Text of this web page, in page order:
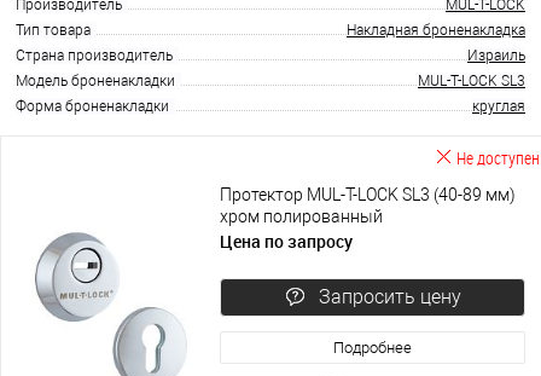
Производитель
MUL-T-LOCK
Тип товара
Накладная броненакладка
Страна производитель
Израиль
Модель броненакладки
MUL-T-LOCK SL3
Форма броненакладки
круглая
Не доступен
Протектор MUL-T-LOCK SL3 (40-89 мм)
хром полированный
Цена по запросу
Запросить цену
Подробнее